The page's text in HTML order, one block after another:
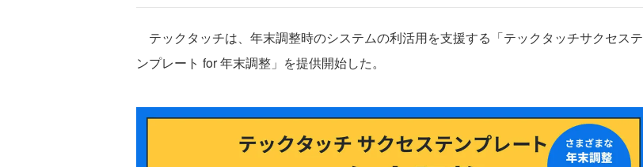
テックタッチは、年末調整時のシステムの利活用を支援する「テックタッチサクセステ
ンプレート for 年末調整」を提供開始した。